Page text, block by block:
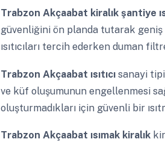
Trabzon Akçaabat kiralık şantiye
güvenliğini ön planda tutarak geniş
ısıtıcıları tercih ederken duman
Trabzon Akçaabat ısıtıcı sanayi
ve küf oluşumunun engellenmesi
oluşturmadıkları için güvenli bir
Trabzon Akçaabat ısımak kiralık